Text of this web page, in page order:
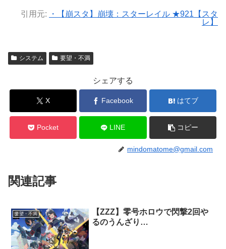
引用元:
・【崩スタ】崩壊：スターレイル ★921【スタ
レ】
システム 要望・不満
シェアする
X Facebook はてブ
Pocket LINE コピー
mindomatome@gmail.com
関連記事
要望・不満
【ZZZ】零号ホロウで閃撃2回や
るのうんざり…